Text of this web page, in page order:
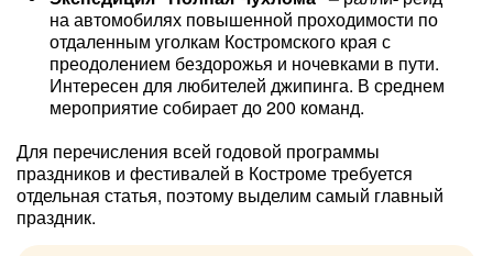
на автомобилях повышенной проходимости по
отдаленным уголкам Костромского края с
преодолением бездорожья и ночевками в пути.
Интересен для любителей джипинга. В среднем
мероприятие собирает до 200 команд.
Для перечисления всей годовой программы
праздников и фестивалей в Костроме требуется
отдельная статья, поэтому выделим самый главный
праздник.